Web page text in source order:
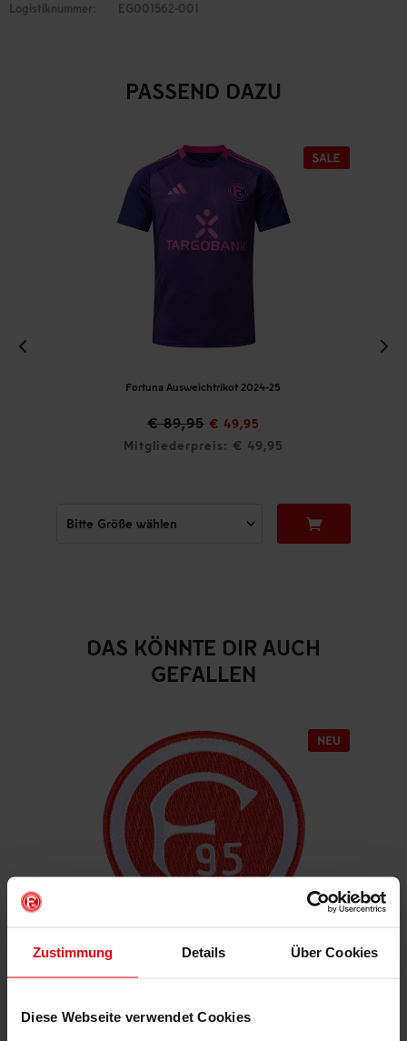
Zustimmung Details Über Cookies
Diese Webseite verwendet Cookies
Logistiknummer: EG001562-001
PASSEND DAZU
Fortuna Ausweichtrikot 2024-25
€ 89,95 € 49,95
Mitgliederpreis: € 49,95
DAS KÖNNTE DIR AUCH
GEFALLEN